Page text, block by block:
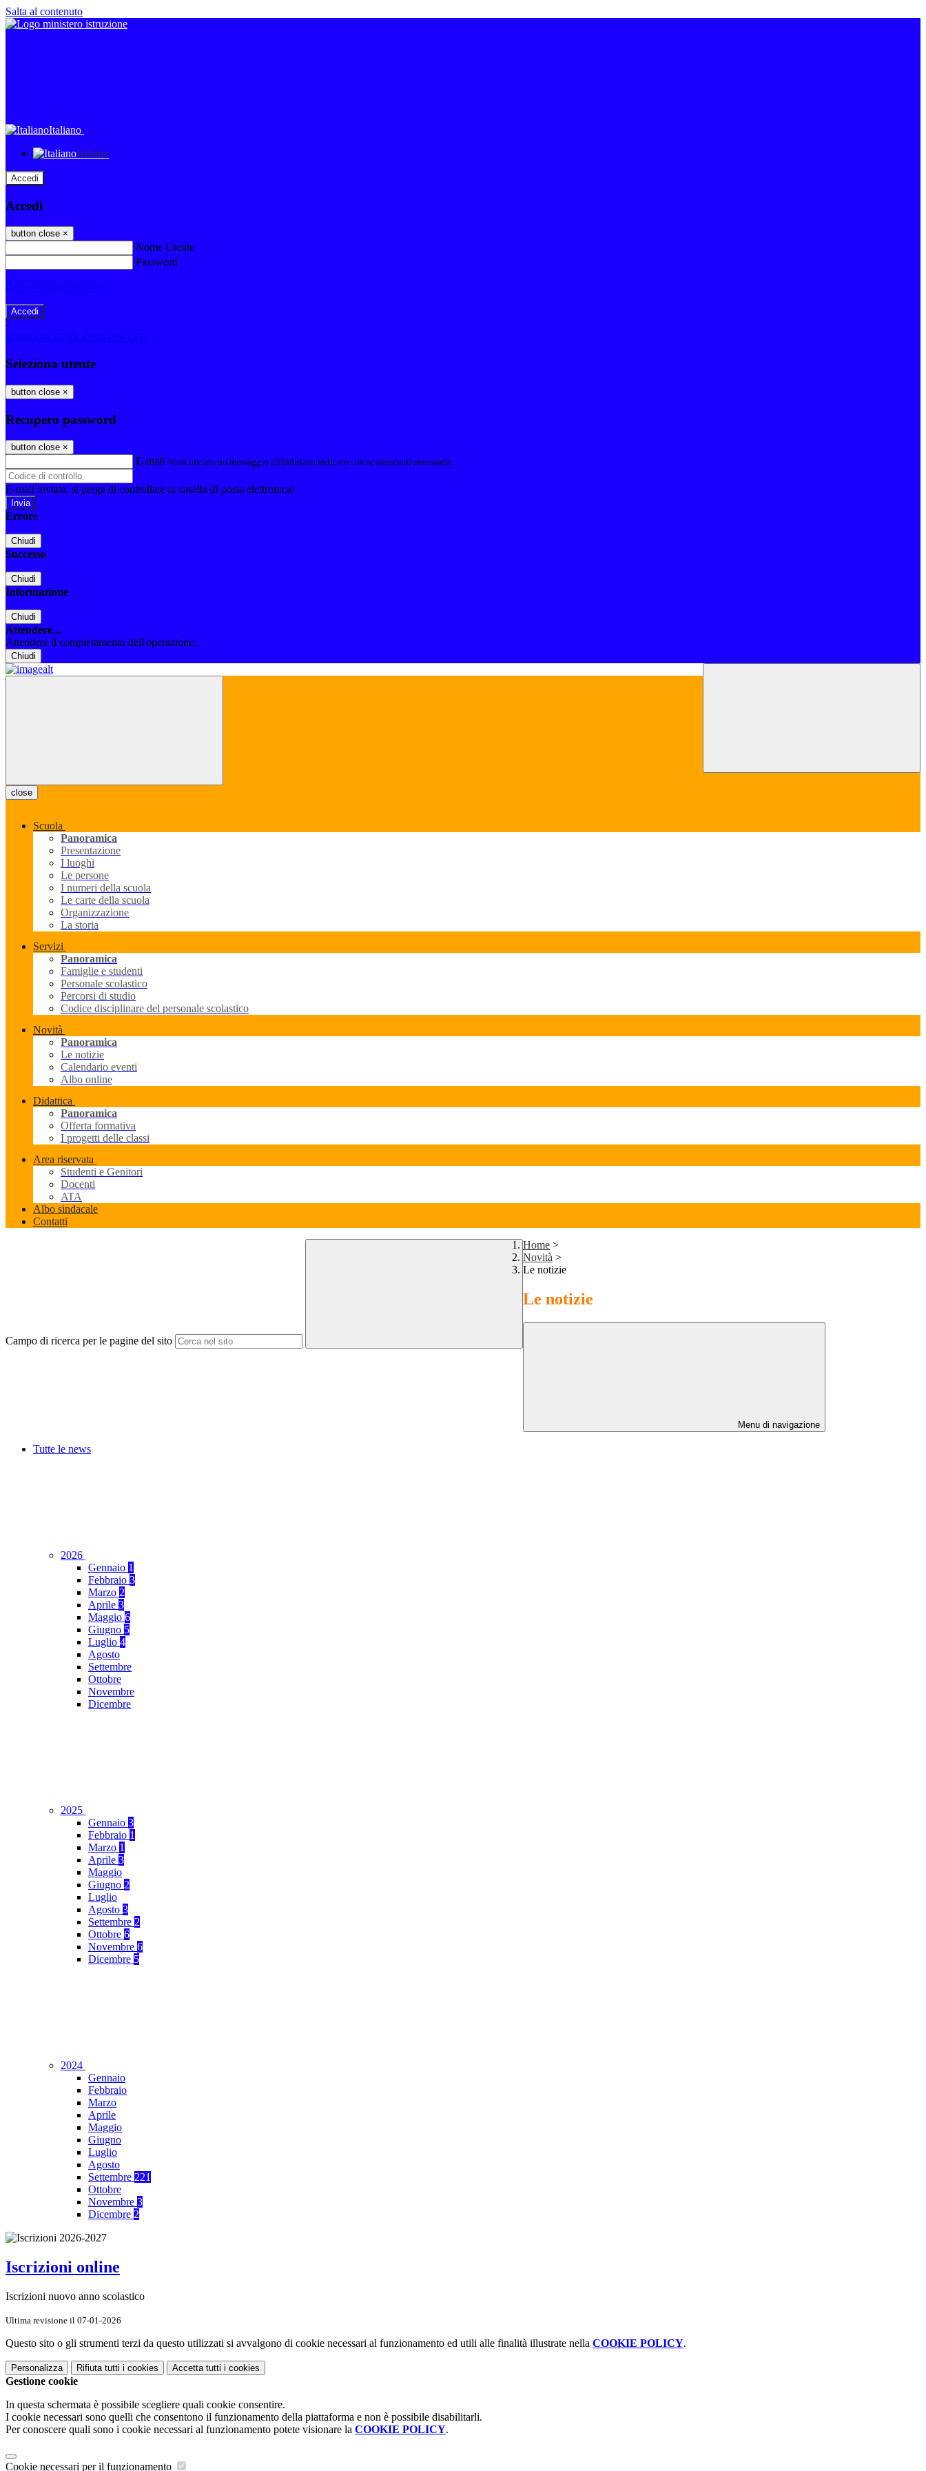
Salta al contenuto
Italiano
Italiano
Accedi
Accedi
button close ×
Nome Utente
Password
Password dimenticata?
-
Entra con SPID
Entra con CIE
Seleziona utente
button close ×
Recupero password
button close ×
E-mail Verrà inviato un messaggio all'indirizzo indicato con le istruzioni necessarie.
E-mail inviata, si prega di controllare la casella di posta elettronica!
Errore
Chiudi
Successo
Chiudi
Informazione
Chiudi
Attendere...
Attendere il completamento dell'operazione...
Chiudi
close
Scuola
Panoramica
Presentazione
I luoghi
Le persone
I numeri della scuola
Le carte della scuola
Organizzazione
La storia
Servizi
Panoramica
Famiglie e studenti
Personale scolastico
Percorsi di studio
Codice disciplinare del personale scolastico
Novità
Panoramica
Le notizie
Calendario eventi
Albo online
Didattica
Panoramica
Offerta formativa
I progetti delle classi
Area riservata
Studenti e Genitori
Docenti
ATA
Albo sindacale
Contatti
Campo di ricerca per le pagine del sito
Home >
Novità >
Le notizie
Le notizie
Menu di navigazione
Tutte le news
2026
Gennaio 1
Febbraio 3
Marzo 2
Aprile 3
Maggio 6
Giugno 5
Luglio 4
Agosto
Settembre
Ottobre
Novembre
Dicembre
2025
Gennaio 3
Febbraio 1
Marzo 1
Aprile 3
Maggio
Giugno 2
Luglio
Agosto 3
Settembre 2
Ottobre 6
Novembre 6
Dicembre 5
2024
Gennaio
Febbraio
Marzo
Aprile
Maggio
Giugno
Luglio
Agosto
Settembre 221
Ottobre
Novembre 3
Dicembre 2
Iscrizioni online
Iscrizioni nuovo anno scolastico
Ultima revisione il 07-01-2026
Questo sito o gli strumenti terzi da questo utilizzati si avvalgono di cookie necessari al funzionamento ed utili alle finalità illustrate nella COOKIE POLICY.
Personalizza Rifiuta tutti i cookies Accetta tutti i cookies
Gestione cookie
In questa schermata è possibile scegliere quali cookie consentire.
I cookie necessari sono quelli che consentono il funzionamento della piattaforma e non è possibile disabilitarli.
Per conoscere quali sono i cookie necessari al funzionamento potete visionare la COOKIE POLICY.
Cookie necessari per il funzionamento